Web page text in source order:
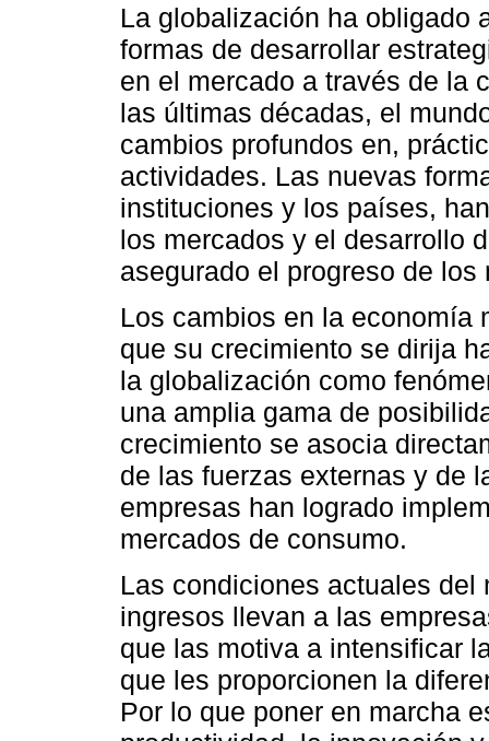
La globalización ha obligado
formas de desarrollar
en el mercado a través de la
las últimas décadas, el
cambios profundos en,
actividades. Las nuevas
instituciones y los países,
los mercados y el desarrollo
asegurado el progreso de
Los cambios en la economía
que su crecimiento se dirija
la globalización como
una amplia gama de
crecimiento se asocia
de las fuerzas externas y de
empresas han logrado
mercados de consumo.
Las condiciones actuales
ingresos llevan a las
que las motiva a intensificar
que les proporcionen la
Por lo que poner en marcha